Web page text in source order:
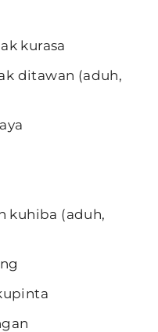
kurasa
ditawan (aduh,
kuhiba (aduh,